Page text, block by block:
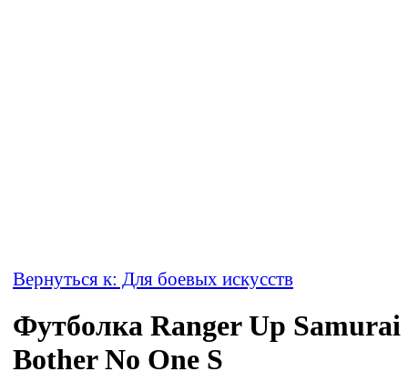
Вернуться к: Для боевых искусств
Футболка Ranger Up Samurai
Bother No One S